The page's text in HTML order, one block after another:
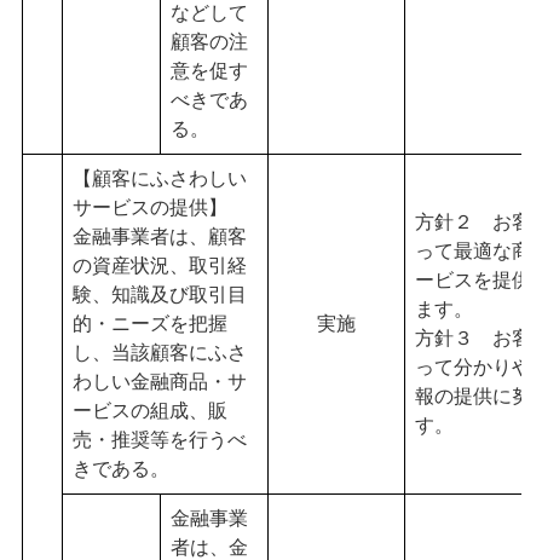
などして
顧客の注
意を促す
べきであ
る。
【顧客にふさわしい
サービスの提供】
金融事業者は、顧客
の資産状況、取引経
験、知識及び取引目
的・ニーズを把握
し、当該顧客にふさ
わしい金融商品・サ
ービスの組成、販
売・推奨等を行うべ
きである。
実施
方針２ お客
って最適な商
ービスを提供
ます。
方針３ お客
って分かりや
報の提供に努
す。
金融事業
者は、金